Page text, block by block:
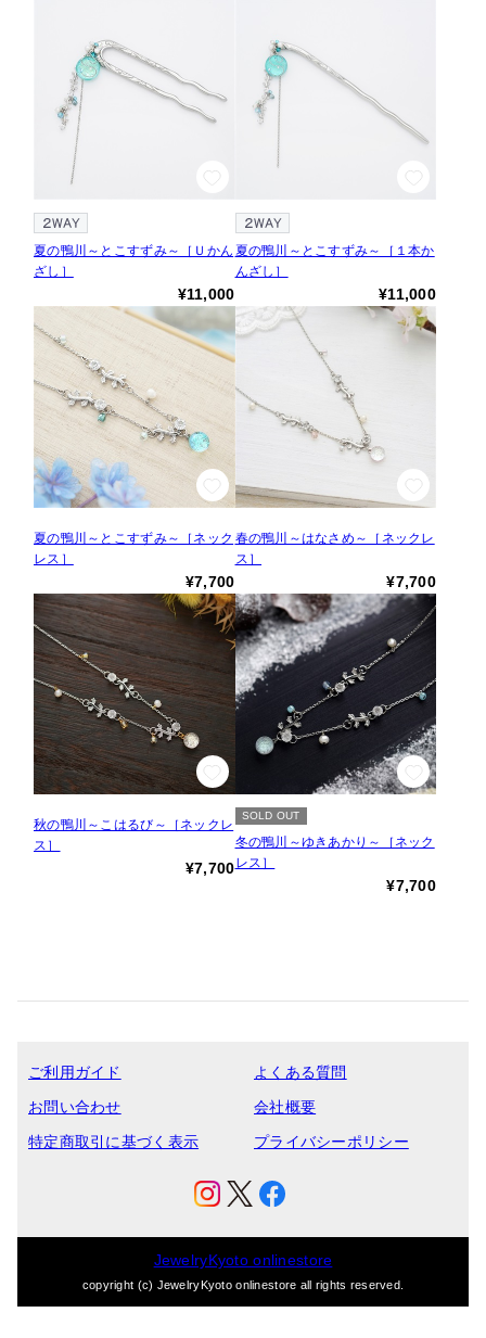
夏の鴨川～とこすずみ～［Ｕかん
ざし］
¥11,000
夏の鴨川～とこすずみ～［１本か
んざし］
¥11,000
夏の鴨川～とこすずみ～［ネック
レス］
¥7,700
春の鴨川～はなさめ～［ネックレ
ス］
¥7,700
秋の鴨川～こはるび～［ネックレ
ス］
¥7,700
SOLD OUT
冬の鴨川～ゆきあかり～［ネック
レス］
¥7,700
ご利用ガイド
よくある質問
お問い合わせ
会社概要
特定商取引に基づく表示
プライバシーポリシー
JewelryKyoto onlinestore
copyright (c) JewelryKyoto onlinestore all rights reserved.